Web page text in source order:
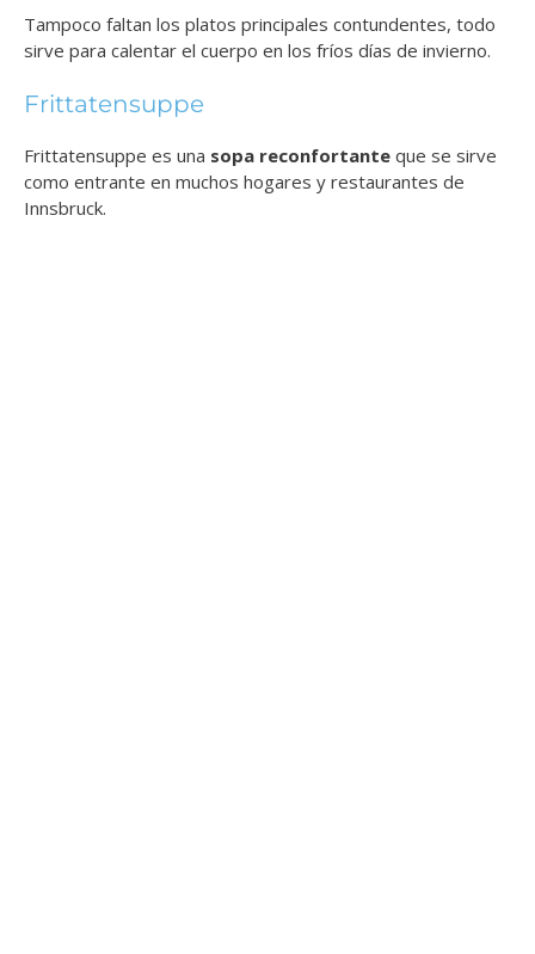
Tampoco faltan los platos principales contundentes, todo
sirve para calentar el cuerpo en los fríos días de invierno.
Frittatensuppe
Frittatensuppe es una sopa reconfortante que se sirve
como entrante en muchos hogares y restaurantes de
Innsbruck.